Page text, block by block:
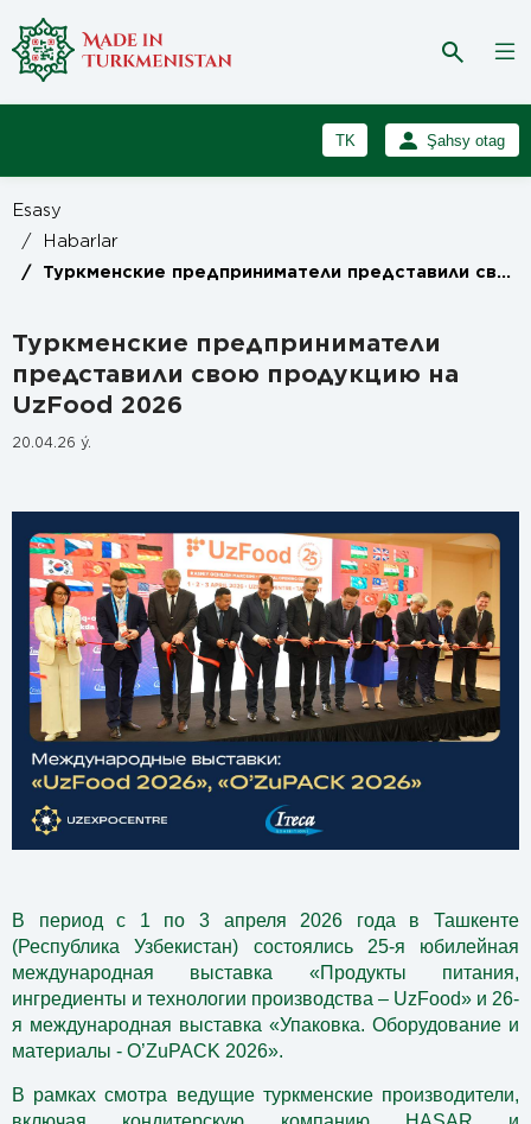
TK
RU
Şahsy otag
Esasy
/
Habarlar
/ Туркменские предприниматели представили свою продукцию на UzFood 2026
Туркменские предприниматели
представили свою продукцию на
UzFood 2026
20.04.26 ý.
В период с 1 по 3 апреля 2026 года в Ташкенте
(Республика Узбекистан) состоялись 25-я юбилейная
международная выставка «Продукты питания,
ингредиенты и технологии производства – UzFood» и 26-
я международная выставка «Упаковка. Оборудование и
материалы - O’ZuPACK 2026».
В рамках смотра ведущие туркменские производители,